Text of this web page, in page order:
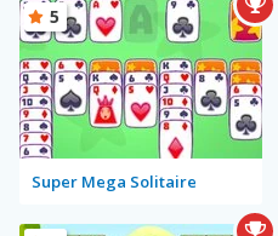
Super Mega Solitaire
5